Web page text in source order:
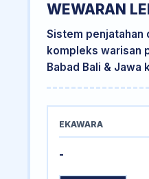
WEWARAN
Sistem penjatahan
kompleks warisan
Babad Bali & Jawa
EKAWARA
-